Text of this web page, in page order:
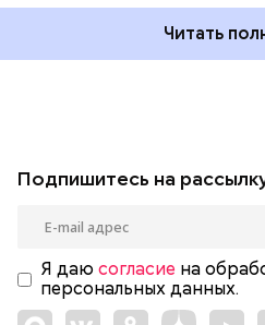
Читать
Подпишитесь на
Я даю согласие на
персональных данных.